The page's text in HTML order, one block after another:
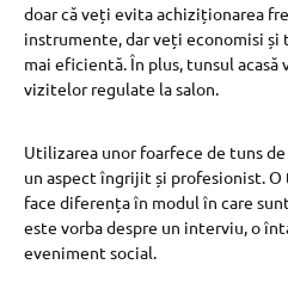
doar că veți evita achiziționarea
instrumente, dar veți economisi și
mai eficientă. În plus, tunsul
vizitelor regulate la salon.
Utilizarea unor foarfece de tuns
un aspect îngrijit și profesionist.
face diferența în modul în care
este vorba despre un interviu, o
eveniment social.